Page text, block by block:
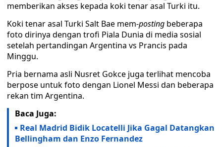
memberikan akses kepada koki tenar asal Turki itu.
Koki tenar asal Turki Salt Bae mem-posting beberapa
foto dirinya dengan trofi Piala Dunia di media sosial
setelah pertandingan Argentina vs Prancis pada
Minggu.
Pria bernama asli Nusret Gokce juga terlihat mencoba
berpose untuk foto dengan Lionel Messi dan beberapa
rekan tim Argentina.
Baca Juga:
Real Madrid Bidik Locatelli Jika Gagal Datangkan
Bellingham dan Enzo Fernandez